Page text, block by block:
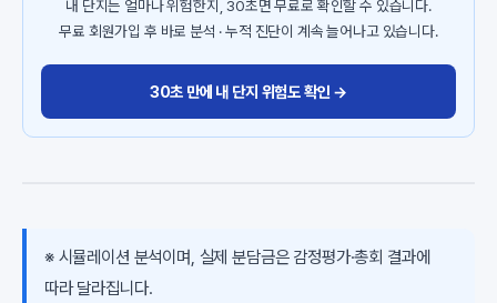
내 단지는 얼마나 위험한지, 30초면 무료로 확인할 수 있습니다.
무료 회원가입 후 바로 분석 · 누적 진단이 계속 늘어나고 있습니다.
30초 만에 내 단지 위험도 확인 →
※ 시뮬레이션 분석이며, 실제 분담금은 감정평가·총회 결과에
따라 달라집니다.